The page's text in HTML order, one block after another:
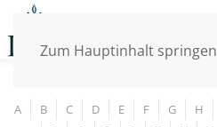
Zum Hauptinhalt springen
A B C D E F G H